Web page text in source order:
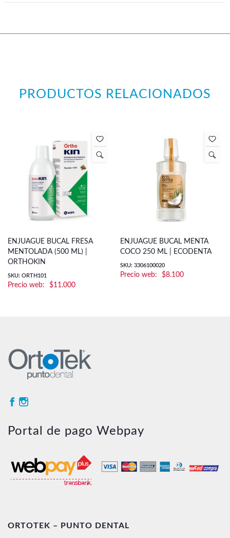
PRODUCTOS RELACIONADOS
ENJUAGUE BUCAL FRESA
MENTOLADA (500 ML) |
ORTHOKIN
SKU: ORTH101
$11.000
ENJUAGUE BUCAL MENTA
COCO 250 ML | ECODENTA
SKU: 3306100020
$8.100
Portal de pago Webpay
ORTOTEK – PUNTO DENTAL